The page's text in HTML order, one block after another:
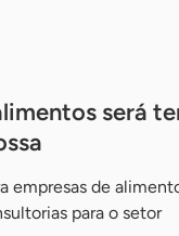
será
empresas de
para o setor